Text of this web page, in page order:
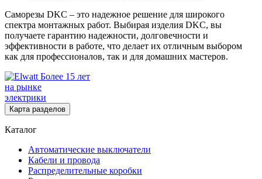
Саморезы DKC – это надежное решение для широкого
спектра монтажных работ. Выбирая изделия DKC, вы
получаете гарантию надежности, долговечности и
эффективности в работе, что делает их отличным выбором
как для профессионалов, так и для домашних мастеров.
Более 15 лет
на рынке
электрики
Карта разделов
Каталог
Автоматические выключатели
Кабели и провода
Распределительные коробки